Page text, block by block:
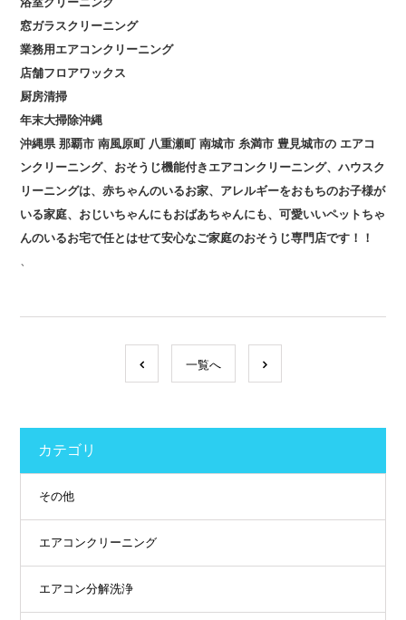
窓ガラスクリーニング
業務用エアコンクリーニング
店舗フロアワックス
厨房清掃
年末大掃除沖縄
沖縄県 那覇市 南風原町 八重瀬町 南城市 糸満市 豊見城市の エアコ
ンクリーニング、おそうじ機能付きエアコンクリーニング、ハウスク
リーニングは、赤ちゃんのいるお家、アレルギーをおもちのお子様が
いる家庭、おじいちゃんにもおばあちゃんにも、可愛いいペットちゃ
んのいるお宅で任とはせて安心なご家庭のおそうじ専門店です！！
、
一覧へ
カテゴリ
その他
エアコンクリーニング
エアコン分解洗浄